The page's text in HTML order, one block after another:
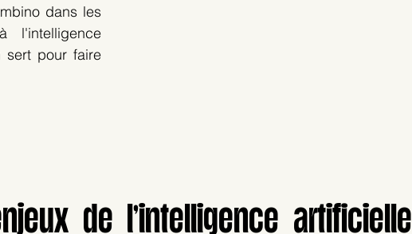
dans les
sert pour faire
de l’intelligence artificielle